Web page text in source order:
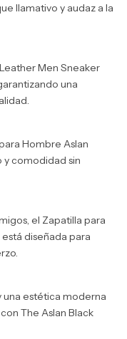
llamativo y audaz a la
Men Sneaker
una
Hombre Aslan
y comodidad sin
el Zapatilla para
diseñada para
estética moderna
The Aslan Black